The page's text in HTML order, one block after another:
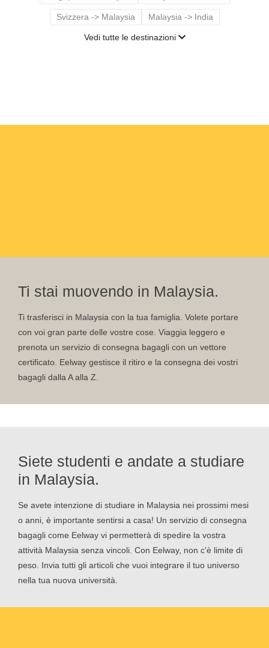
Svizzera -> Malaysia Malaysia -> India
Vedi tutte le destinazioni
Ti stai muovendo in Malaysia.
Ti trasferisci in Malaysia con la tua famiglia. Volete portare
con voi gran parte delle vostre cose. Viaggia leggero e
prenota un servizio di consegna bagagli con un vettore
certificato. Eelway gestisce il ritiro e la consegna dei vostri
bagagli dalla A alla Z.
Siete studenti e andate a studiare
in Malaysia.
Se avete intenzione di studiare in Malaysia nei prossimi mesi
o anni, è importante sentirsi a casa! Un servizio di consegna
bagagli come Eelway vi permetterà di spedire la vostra
attività Malaysia senza vincoli. Con Eelway, non c'è limite di
peso. Invia tutti gli articoli che vuoi integrare il tuo universo
nella tua nuova università.